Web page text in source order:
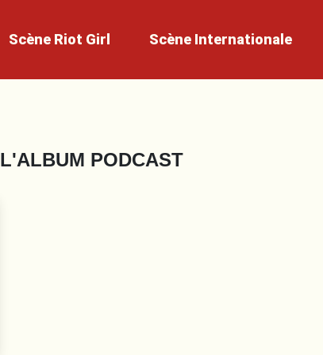
Scène Riot Girl Scène Internationale
L'ALBUM PODCAST